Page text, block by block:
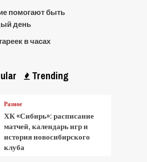
помогают быть
день
в часах
Trending
Разное
ХК «Сибирь»: расписание
матчей, календарь игр и
история новосибирского
клуба